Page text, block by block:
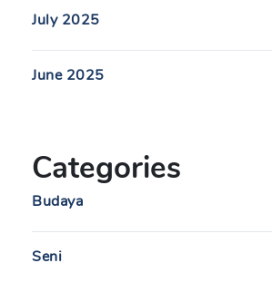
July 2025
June 2025
Categories
Budaya
Seni